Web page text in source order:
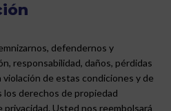
defendernos y
responsabilidad, daños, pérdidas
de estas condiciones y de
los derechos de propiedad
Usted nos reembolsará